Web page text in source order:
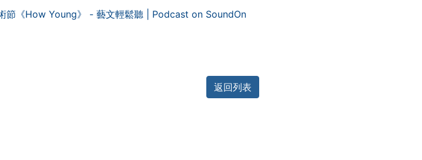
節《How Young》 - 藝文輕鬆聽 | Podcast on SoundOn
返回列表